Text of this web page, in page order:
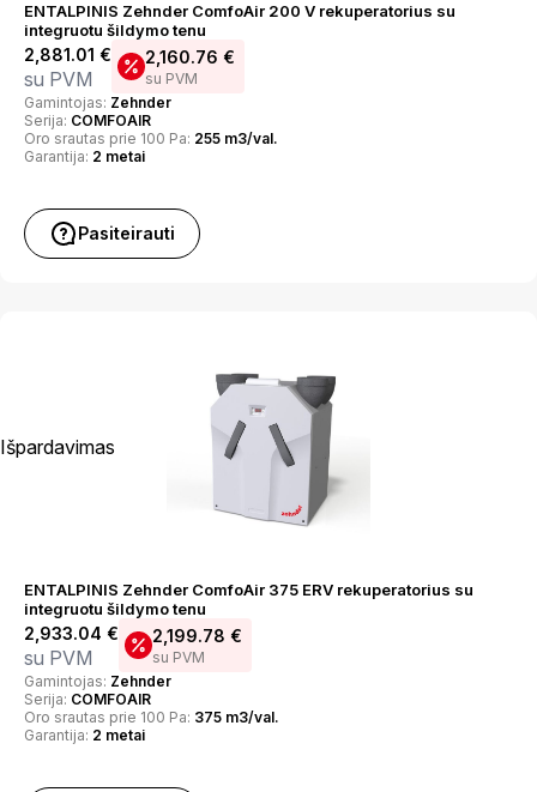
ENTALPINIS Zehnder ComfoAir 200 V rekuperatorius su
integruotu šildymo tenu
2,881.01 €
su PVM
2,160.76 €
su PVM
Gamintojas: Zehnder
Serija: COMFOAIR
Oro srautas prie 100 Pa: 255 m3/val.
Garantija: 2 metai
Pasiteirauti
Išpardavimas
ENTALPINIS Zehnder ComfoAir 375 ERV rekuperatorius su
integruotu šildymo tenu
2,933.04 €
su PVM
2,199.78 €
su PVM
Gamintojas: Zehnder
Serija: COMFOAIR
Oro srautas prie 100 Pa: 375 m3/val.
Garantija: 2 metai